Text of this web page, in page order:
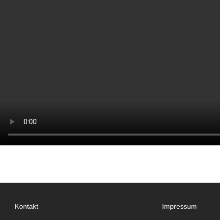
Kontakt Impressum